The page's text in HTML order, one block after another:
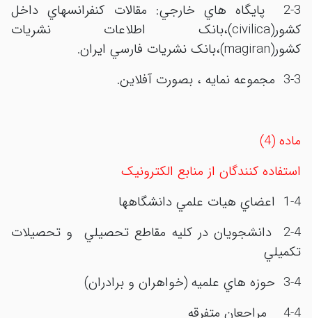
2-3 پايگاه هاي خارجي: مقالات کنفرانسهاي داخل
کشور(civilica)،بانک اطلاعات نشريات
کشور(magiran)،بانک نشريات فارسي ايران.
3-3 مجموعه نمايه ، بصورت آفلاين.
ماده (4)
استفاده کنندگان از منابع الکترونيک
1-4 اعضاي هيات علمي دانشگاهها
2-4 دانشجويان در کليه مقاطع تحصيلي و تحصيلات
تکميلي
3-4 حوزه هاي علميه (خواهران و برادران)
4-4 مراجعان متفرقه